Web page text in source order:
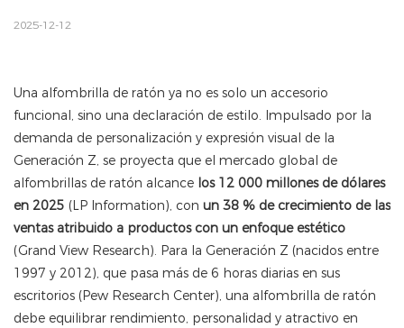
2025-12-12
Una alfombrilla de ratón ya no es solo un accesorio
funcional, sino una declaración de estilo. Impulsado por la
demanda de personalización y expresión visual de la
Generación Z, se proyecta que el mercado global de
alfombrillas de ratón alcance los 12 000 millones de dólares
en 2025 (LP Information), con un 38 % de crecimiento de las
ventas atribuido a productos con un enfoque estético
(Grand View Research). Para la Generación Z (nacidos entre
1997 y 2012), que pasa más de 6 horas diarias en sus
escritorios (Pew Research Center), una alfombrilla de ratón
debe equilibrar rendimiento, personalidad y atractivo en